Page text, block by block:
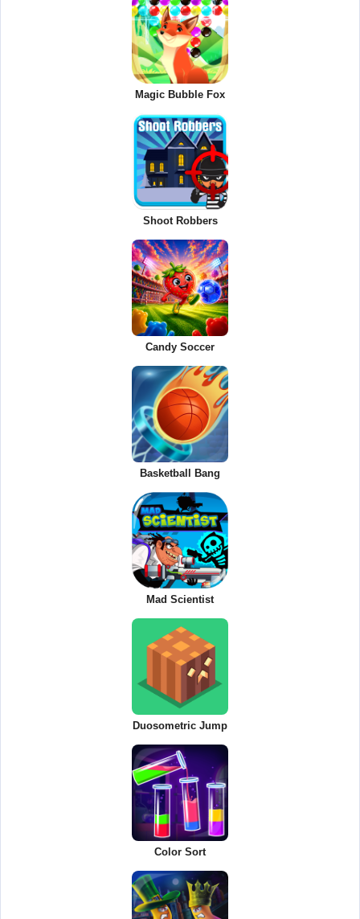
Magic Bubble Fox
Shoot Robbers
Candy Soccer
Basketball Bang
Mad Scientist
Duosometric Jump
Color Sort